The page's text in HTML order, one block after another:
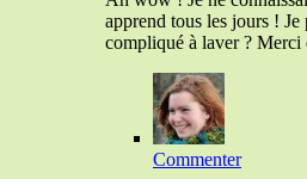
apprend tous les jours ! Je
compliqué à laver ? Merci
Commenter